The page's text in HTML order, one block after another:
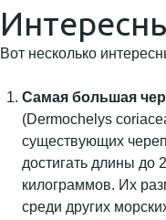
Вот несколько
Самая большая
(Dermochelys
существующих
достигать длины до
килограммов. Их
среди других